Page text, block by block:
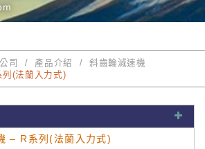
司 產品介紹
斜齒輪減速機
(法蘭入力式)
– R系列(法蘭入力式)